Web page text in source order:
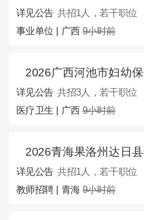
详见公告 共招1人，若干职位
事业单位 | 广西 9小时前
2026广西河池市妇幼保健院招聘
详见公告 共招3人，若干职位
医疗卫生 | 广西 9小时前
2026青海果洛州达日县教育局面向社
详见公告 共招1人，若干职位
教师招聘 | 青海 9小时前